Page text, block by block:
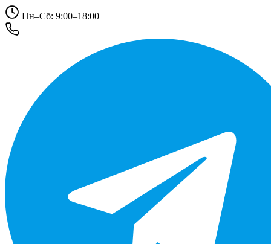
Пн–Сб: 9:00–18:00